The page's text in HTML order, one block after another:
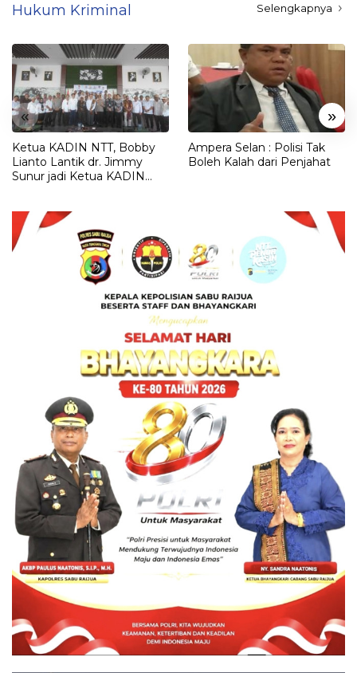
Hukum Kriminal Selengkapnya
« »
Ketua KADIN NTT, Bobby
Lianto Lantik dr. Jimmy
Sunur jadi Ketua KADIN
Ampera Selan : Polisi Tak
Boleh Kalah dari Penjahat